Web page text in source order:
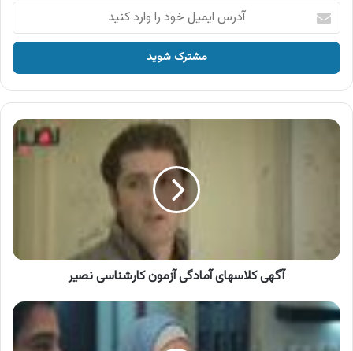
آدرس
ایمیل
خود
وارد
کنید
آگهی
آگهی کلاسهای آمادگی آزمون کارشناسی نصیر
آگهی
برنج
معطر